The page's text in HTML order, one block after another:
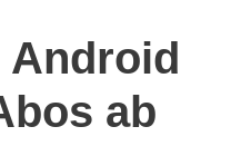
Android
ab